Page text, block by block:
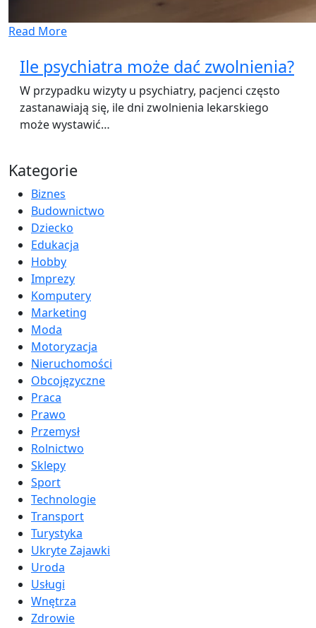
Read More
Ile psychiatra może dać zwolnienia?
W przypadku wizyty u psychiatry, pacjenci często
zastanawiają się, ile dni zwolnienia lekarskiego
może wystawić…
Kategorie
Biznes
Budownictwo
Dziecko
Edukacja
Hobby
Imprezy
Komputery
Marketing
Moda
Motoryzacja
Nieruchomości
Obcojęzyczne
Praca
Prawo
Przemysł
Rolnictwo
Sklepy
Sport
Technologie
Transport
Turystyka
Ukryte Zajawki
Uroda
Usługi
Wnętrza
Zdrowie